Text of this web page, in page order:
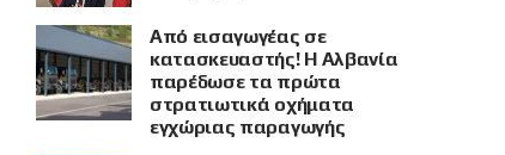
Από εισαγωγέας σε
κατασκευαστής! Η Αλβανία
παρέδωσε τα πρώτα
στρατιωτικά οχήματα
εγχώριας παραγωγής